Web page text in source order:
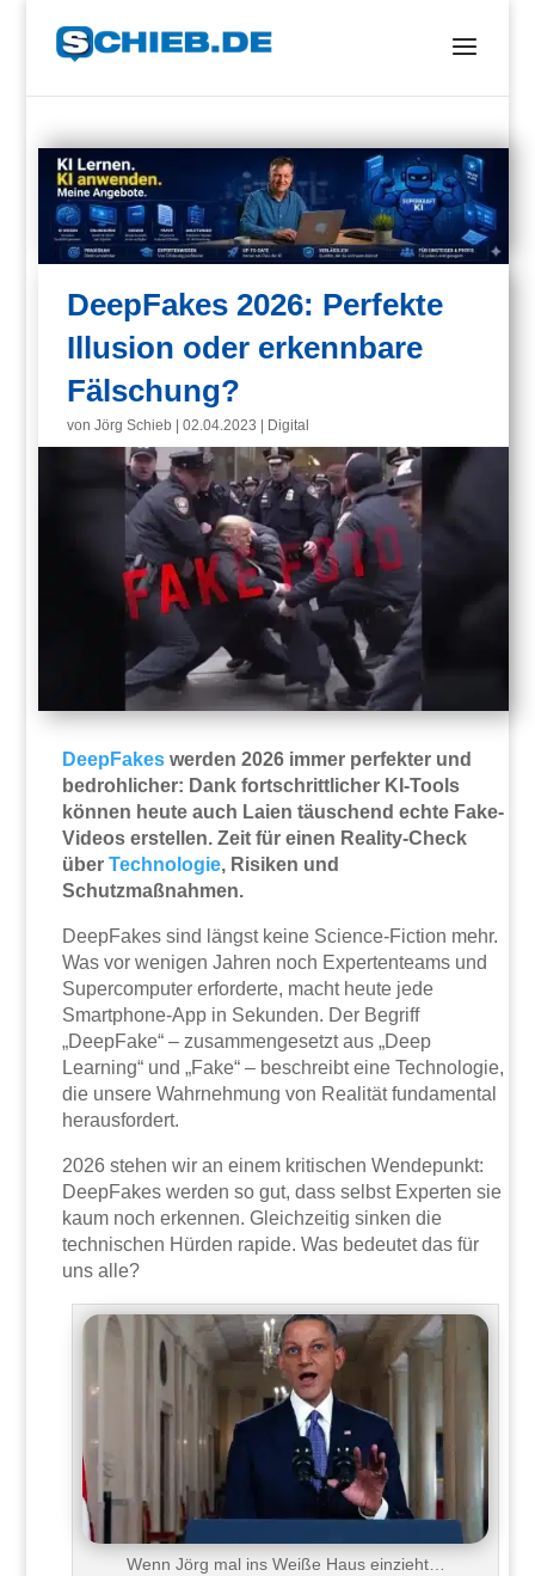
DeepFakes 2026: Perfekte
Illusion oder erkennbare
Fälschung?
vonJörg Schieb |02.04.2023 Digital
DeepFakes werden 2026 immer perfekter und
bedrohlicher: Dank fortschrittlicher KI-Tools
können heute auch Laien täuschend echte Fake-
Videos erstellen. Zeit für einen Reality-Check
überTechnologie, Risiken und
Schutzmaßnahmen.
DeepFakes sind längst keine Science-Fiction mehr.
Was vor wenigen Jahren noch Expertenteams und
Supercomputer erforderte, macht heute jede
Smartphone-App in Sekunden. Der Begriff
„DeepFake“ – zusammengesetzt aus „Deep
Learning“ und „Fake“ – beschreibt eine Technologie,
die unsere Wahrnehmung von Realität fundamental
herausfordert.
2026 stehen wir an einem kritischen Wendepunkt:
DeepFakes werden so gut, dass selbst Experten sie
kaum noch erkennen. Gleichzeitig sinken die
technischen Hürden rapide. Was bedeutet das für
uns alle?
Wenn Jörg mal ins Weiße Haus einzieht…